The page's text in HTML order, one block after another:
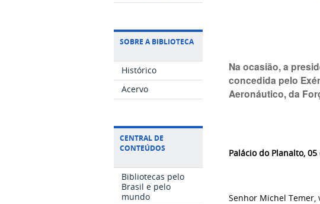
SOBRE A BIBLIOTECA
Histórico
Acervo
CENTRAL DE
CONTEÚDOS
Bibliotecas pelo
Brasil e pelo
mundo
Na ocasião, a
concedida pelo
Aeronáutico, da
Palácio do Planalto,
Senhor Michel